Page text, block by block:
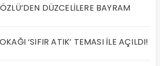
DÜZCELİLERE BAYRAM
‘SIFIR ATIK’ TEMASI İLE AÇILDI!